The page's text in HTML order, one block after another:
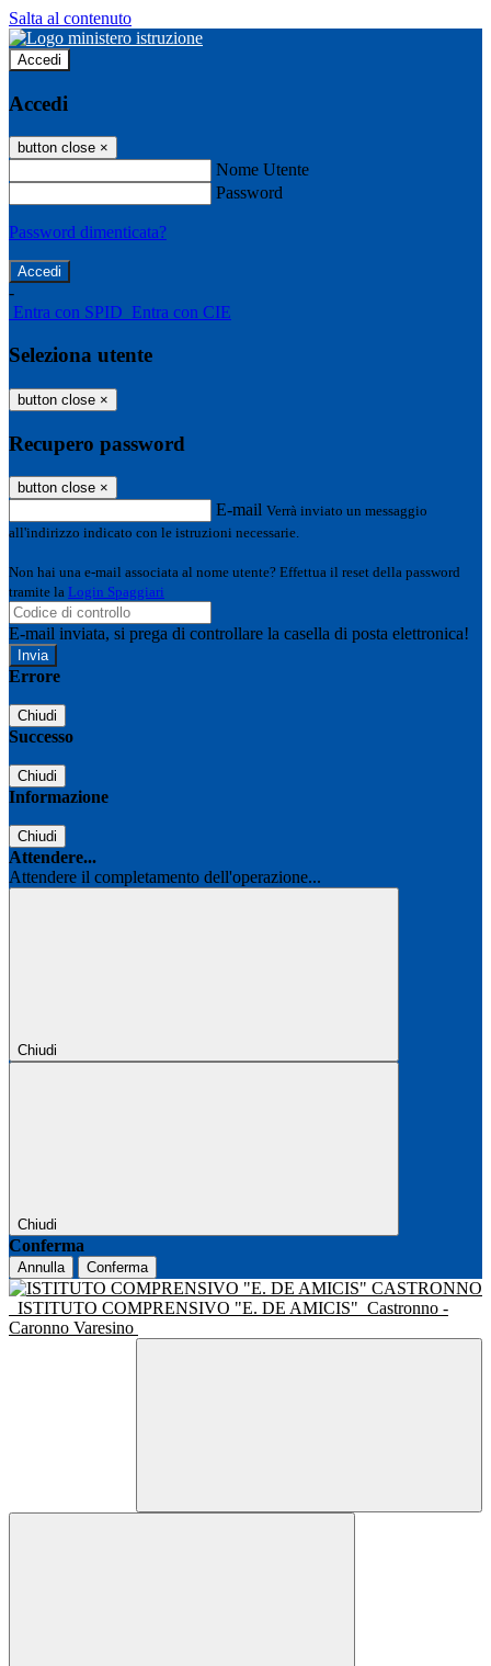
Salta al contenuto
Accedi
Accedi
button close ×
Nome Utente
Password
Password dimenticata?
-
Entra con SPID Entra con CIE
Seleziona utente
button close ×
Recupero password
button close ×
E-mail Verrà inviato un messaggio
all'indirizzo indicato con le istruzioni necessarie.
Non hai una e-mail associata al nome utente? Effettua il reset della password
tramite la Login Spaggiari
E-mail inviata, si prega di controllare la casella di posta elettronica!
Errore
Chiudi
Successo
Chiudi
Informazione
Chiudi
Attendere...
Attendere il completamento dell'operazione...
Chiudi
Chiudi
Conferma
Annulla Conferma
ISTITUTO COMPRENSIVO "E. DE AMICIS" Castronno -
Caronno Varesino